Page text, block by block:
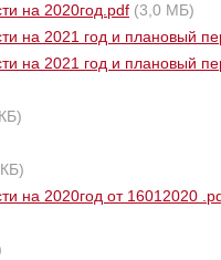
на 2020год.pdf (3,0 МБ)
на 2021 год и плановый
на 2021 год и плановый
на 2020год от 16012020